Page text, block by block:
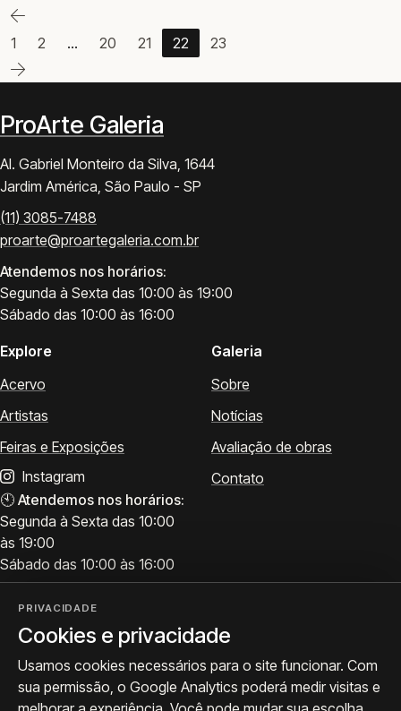
1 2 … 20 21 22 23
ProArte Galeria
Al. Gabriel Monteiro da Silva, 1644
Jardim América, São Paulo - SP
(11) 3085-7488
proarte@proartegaleria.com.br
Atendemos nos horários:
Segunda à Sexta das 10:00 às 19:00
Sábado das 10:00 às 16:00
Explore
Acervo
Artistas
Feiras e Exposições
Instagram
🕙 Atendemos nos horários:
Segunda à Sexta das 10:00
às 19:00
Sábado das 10:00 às 16:00
Galeria
Sobre
Notícias
Avaliação de obras
Contato
Visite
Atendimento para acervo,
avaliações e visitas.
Siga a ProArte
Exposições, obras e
bastidores.
PRIVACIDADE
Cookies e privacidade
Usamos cookies necessários para o site funcionar. Com
sua permissão, o Google Analytics poderá medir visitas e